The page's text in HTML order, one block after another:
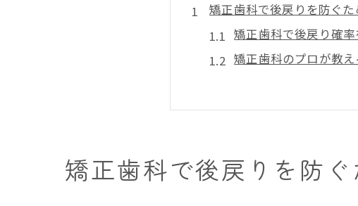
矯正歯科で後戻りを防ぐ
矯正歯科で後戻り確
矯正歯科のプロが教
矯正歯科後も続けた
矯正歯科後戻り原因
歯並びキープに役立つ矯
矯正歯科選びで歯並
矯正歯科で後戻りを防